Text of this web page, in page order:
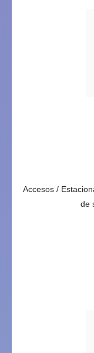
Accesos /
de